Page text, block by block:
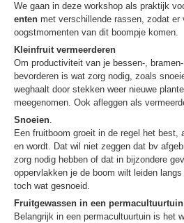
We gaan in deze workshop als praktijk
enten met verschillende rassen, zodat er
oogstmomenten van dit boompje komen.
Kleinfruit vermeerderen
Om productiviteit van je bessen-,
bevorderen is wat zorg nodig, zoals
weghaalt door stekken weer nieuwe
meegenomen. Ook afleggen als
Snoeien.
Een fruitboom groeit in de regel het best,
en wordt. Dat wil niet zeggen dat bv
zorg nodig hebben of dat in bijzondere
oppervlakken je de boom wilt leiden
toch wat gesnoeid.
Fruitgewassen in een permacultuurtuin
Belangrijk in een permacultuurtuin is het